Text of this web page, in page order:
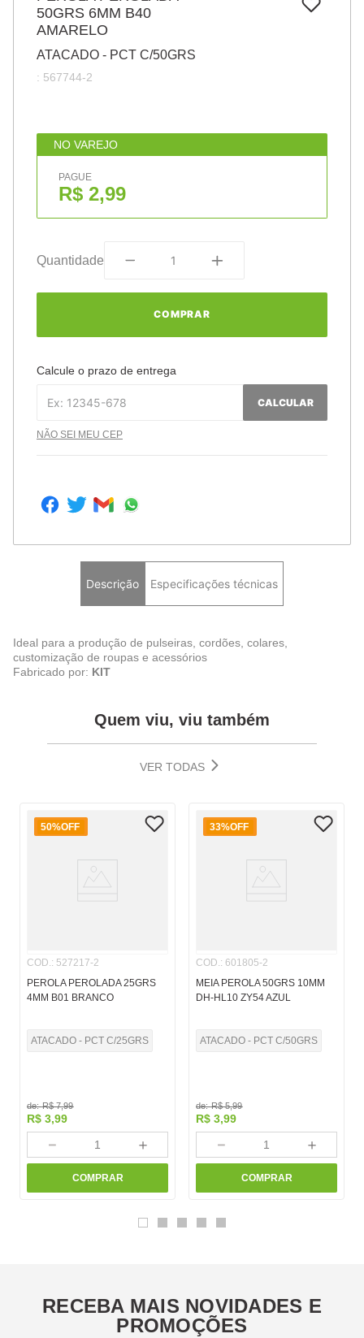
50GRS 6MM B40
AMARELO
ATACADO - PCT C/50GRS
: 567744-2
NO VAREJO
PAGUE
R$ 2,99
Quantidade
COMPRAR
Calcule o prazo de entrega
CALCULAR
NÃO SEI MEU CEP
Descrição Especificações técnicas
Ideal para a produção de pulseiras, cordões, colares,
customização de roupas e acessórios
Fabricado por: KIT
Quem viu, viu também
VER TODAS
50%OFF
COD.: 527217-2
PEROLA PEROLADA 25GRS
4MM B01 BRANCO
ATACADO - PCT C/25GRS
de:R$ 7,99
R$ 3,99
＋
－
COMPRAR
33%OFF
COD.: 601805-2
MEIA PEROLA 50GRS 10MM
DH-HL10 ZY54 AZUL
ATACADO - PCT C/50GRS
de:R$ 5,99
R$ 3,99
＋
－
COMPRAR
RECEBA MAIS NOVIDADES E
PROMOÇÕES
pincel